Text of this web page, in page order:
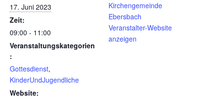
17. Juni 2023
Zeit:
09:00 - 11:00
Veranstaltungskategorien
:
Gottesdienst,
KinderUndJugendliche
Website:
Kirchengemeinde
Ebersbach
Veranstalter-Website
anzeigen